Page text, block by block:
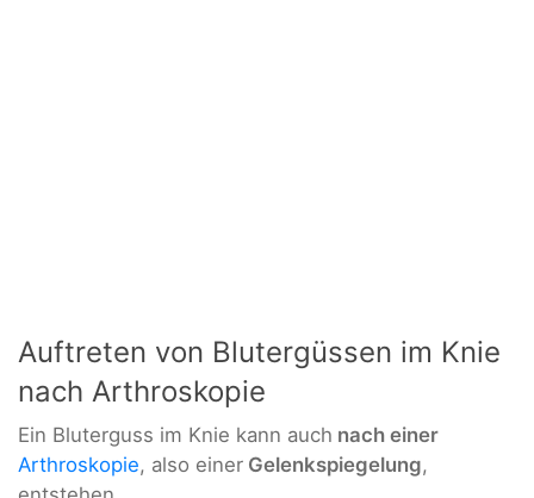
Auftreten von Blutergüssen im Knie
nach Arthroskopie
Ein Bluterguss im Knie kann auch nach einer
Arthroskopie, also einer Gelenkspiegelung,